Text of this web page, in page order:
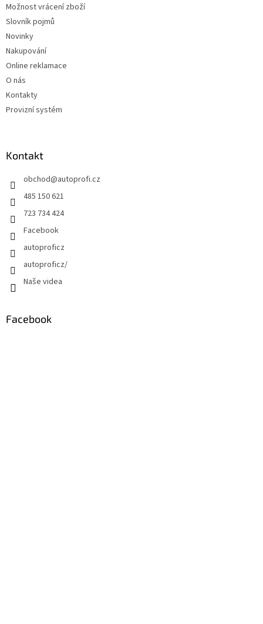
Možnost vrácení zboží
Slovník pojmů
Novinky
Nakupování
Online reklamace
O nás
Kontakty
Provizní systém
Kontakt
obchod@autoprofi.cz
485 150 621
723 734 424
Facebook
autoproficz
autoproficz/
Naše videa
Facebook